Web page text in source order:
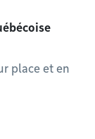
place et en